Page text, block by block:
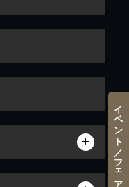
イベント／フェア